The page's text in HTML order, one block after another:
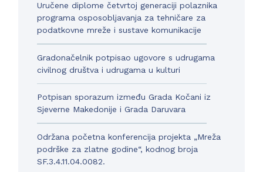
Uručene diplome četvrtoj generaciji polaznika
programa osposobljavanja za tehničare za
podatkovne mreže i sustave komunikacije
Gradonačelnik potpisao ugovore s udrugama
civilnog društva i udrugama u kulturi
Potpisan sporazum između Grada Kočani iz
Sjeverne Makedonije i Grada Daruvara
Održana početna konferencija projekta „Mreža
podrške za zlatne godine“, kodnog broja
SF.3.4.11.04.0082.